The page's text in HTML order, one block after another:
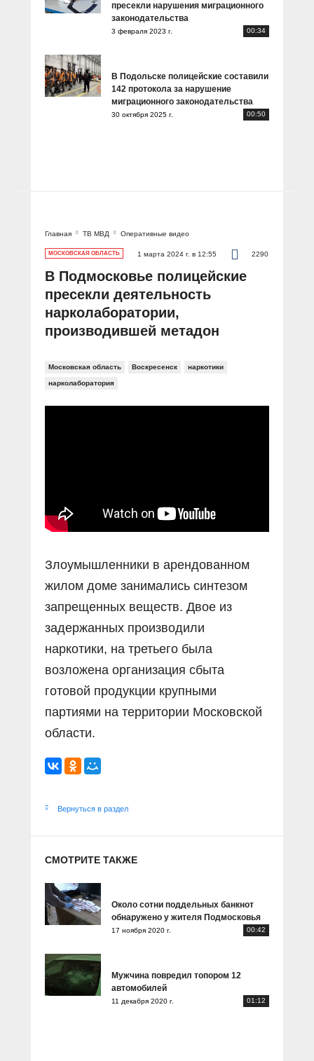
пресекли нарушения миграционного
законодательства
3 февраля 2023 г. 00:34
В Подольске полицейские составили
142 протокола за нарушение
миграционного законодательства
30 октября 2025 г. 00:50
Главная ТВ МВД Оперативные видео
МОСКОВСКАЯ ОБЛАСТЬ 1 марта 2024 г. в 12:55 2290
В Подмосковье полицейские
пресекли деятельность
нарколаборатории,
производившей метадон
Московская область Воскресенск наркотики
нарколаборатория
Злоумышленники в арендованном
жилом доме занимались синтезом
запрещенных веществ. Двое из
задержанных производили
наркотики, на третьего была
возложена организация сбыта
готовой продукции крупными
партиями на территории Московской
области.
Вернуться в раздел
СМОТРИТЕ ТАКЖЕ
Около сотни поддельных банкнот
обнаружено у жителя Подмосковья
17 ноября 2020 г. 00:42
Мужчина повредил топором 12
автомобилей
11 декабря 2020 г. 01:12